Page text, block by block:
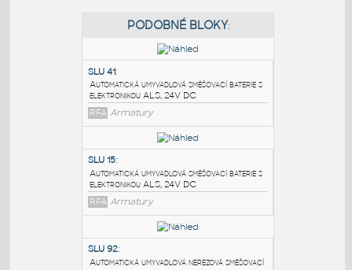
PODOBNÉ BLOKY:
SLU 41:
Automatická umyvadlová směšovací baterie s
elektronikou ALS, 24V DC
RFA